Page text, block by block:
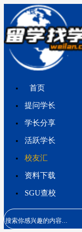
首页
提问学长
学长分享
活跃学长
校友汇
资料下载
SGU查校